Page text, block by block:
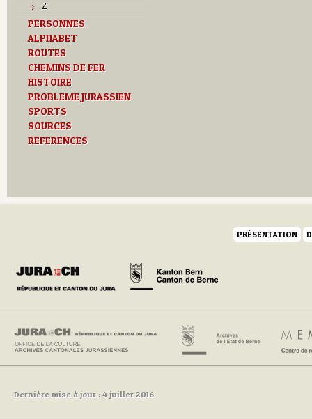
Z
PERSONNES
ALPHABET
ROUTES
CHEMINS DE FER
HISTOIRE
PROBLEME JURASSIEN
SPORTS
SOURCES
REFERENCES
PRÉSENTATION
Dernière mise à jour : 4 juillet 2016